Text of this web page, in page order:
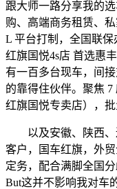
跟大师一路分享我的
购、高端商务租赁、
L 平台打制，全国联
红旗国悦4s店 首选惠
有一百多台现车，间
的靠得住伙伴。聚焦
红旗国悦专卖店），
以及安徽、陕西、
客户，国车红旗，外
定务，配合满脚全国
But这并不影响我对车